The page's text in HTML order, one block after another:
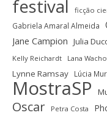
festival ficção
Gabriela Amaral Almeida
Jane Campion Julia
Kelly Reichardt Lana
Lynne Ramsay Lúcia
MostraSP
Oscar Petra Costa